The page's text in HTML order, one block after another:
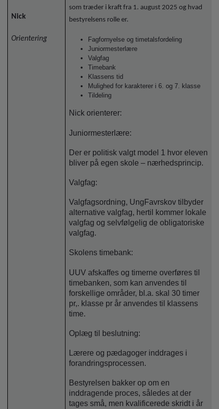
Nick
Orientering
som træder i kraft fra 1. august 2025 og hvad
bestyrelsens rolle er.
Fagfornyelse og timetalsfordeling
Juniormesterlære
Valgfag
Timebank
Klassens tid
Mulighed for karakterer i 6. og 7. klasse
Tildeling
Nick orienterer:
Juniormesterlære:
Der er politisk valgt model 1 hvor eleven
bliver på egen skole – nærhedsprincip.
Valgfag:
Valgfagsordning, UngFavrskov tilbyder
alternative valgfag, hertil kommer lokale
valgfag og selvfølgelig de obligatoriske
valgfag.
Skolens timebank:
UUV afskaffes og timerne overføres til
timebanken, som kan anvendes til
forskellige områder, bl.a. skal 30 timer
pr,. klasse pr år anvendes til klassens
time.
Oplæg til beslutning:
Lærere og pædagoger inddrages i
forandringsprocessen.
Bestyrelsen bakker op om en
inddragende proces, således at der
tages små, men kvalificerede skridt i år